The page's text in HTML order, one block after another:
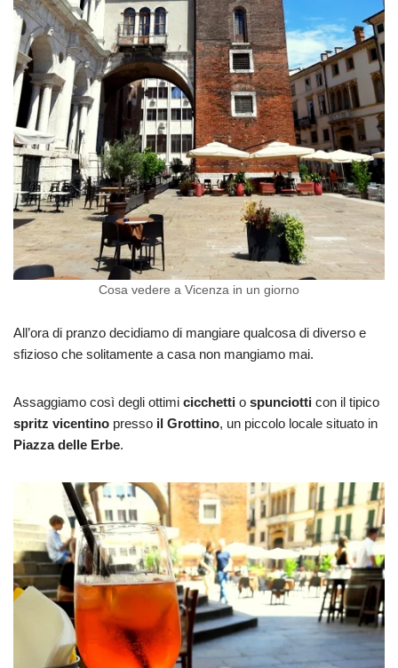
Cosa vedere a Vicenza in un giorno
All’ora di pranzo decidiamo di mangiare qualcosa di diverso e
sfizioso che solitamente a casa non mangiamo mai.
Assaggiamo così degli ottimi cicchetti o spunciotti con il tipico
spritz vicentino presso il Grottino, un piccolo locale situato in
Piazza delle Erbe.